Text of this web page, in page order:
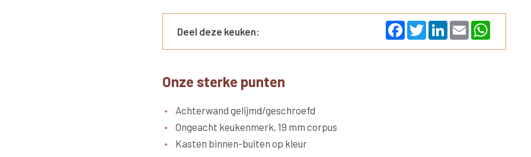
Deel deze keuken:
F
a
e
T
w
t
L
k
E
m
i
t
Onze sterke punten
Achterwand gelijmd/geschroefd
Ongeacht keukenmerk, 19 mm corpus
Kasten binnen-buiten op kleur